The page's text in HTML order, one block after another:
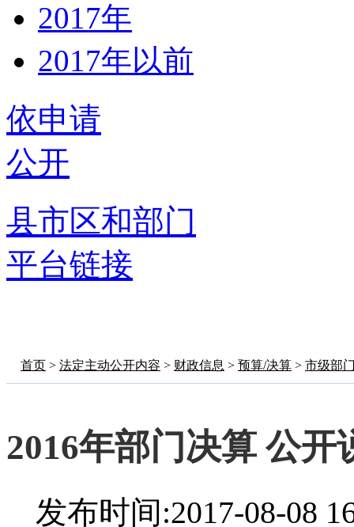
2017年
2017年以前
依申请
公开
县市区和部门
平台链接
首页 > 法定主动公开内容 > 财政信息 > 预算/决算 > 市级部
2016年部门决算 公开
发布时间:2017-08-